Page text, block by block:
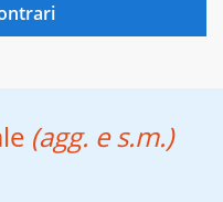
(agg. e s.m.)